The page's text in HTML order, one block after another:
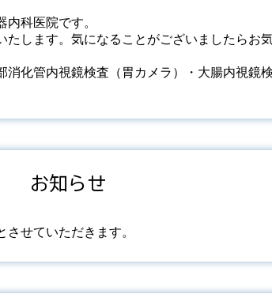
科医院です。
たします。気になることがございましたらお
消化管内視鏡検査（胃カメラ）・大腸内視鏡
お知らせ
させていただきます。